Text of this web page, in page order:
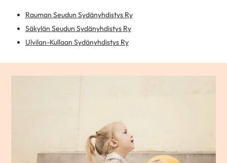
Rauman Seudun Sydänyhdistys Ry
Säkylän Seudun Sydänyhdistys Ry
Ulvilan-Kullaan Sydänyhdistys Ry